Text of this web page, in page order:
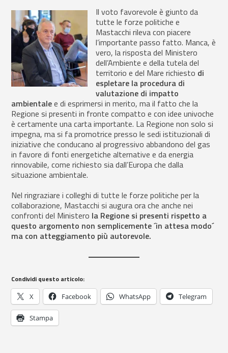
Il voto favorevole è giunto da
tutte le forze politiche e
Mastacchi rileva con piacere
l’importante passo fatto. Manca, è
vero, la risposta del Ministero
dell’Ambiente e della tutela del
territorio e del Mare richiesto di
espletare la procedura di
valutazione di impatto
ambientalee di esprimersi in merito, ma il fatto che la
Regione si presenti in fronte compatto e con idee univoche
è certamente una carta importante. La Regione non solo si
impegna, ma si fa promotrice presso le sedi istituzionali di
iniziative che conducano al progressivo abbandono del gas
in favore di fonti energetiche alternative e da energia
rinnovabile, come richiesto sia dall’Europa che dalla
situazione ambientale.
Nel ringraziare i colleghi di tutte le forze politiche per la
collaborazione, Mastacchi si augura ora che anche nei
confronti del Ministero la Regione si presenti rispetto a
questo argomento non semplicemente ´in attesa modo´
ma con atteggiamento più autorevole.
Condividi questo articolo:
X Facebook WhatsApp Telegram
Stampa